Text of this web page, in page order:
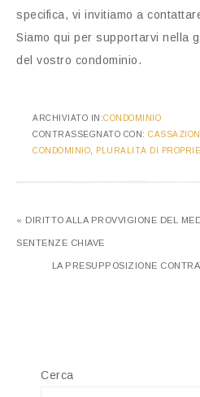
specifica, vi invitiamo a
Siamo qui per supportarvi nella
del vostro condominio.
ARCHIVIATO IN:CONDOMINIO
CONTRASSEGNATO CON:
CONDOMINIO
PLURALITÀ DI
« DIRITTO ALLA PROVVIGIONE DEL
SENTENZE CHIAVE
LA PRESUPPOSIZIONE
Cerca